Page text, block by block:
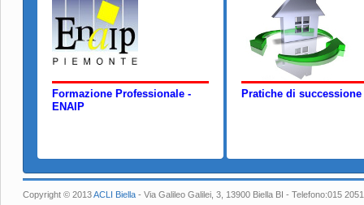
Formazione Professionale -
ENAIP
Pratiche di successione
Copyright © 2013ACLI Biella - Via Galileo Galilei, 3, 13900 Biella BI - Telefono:015